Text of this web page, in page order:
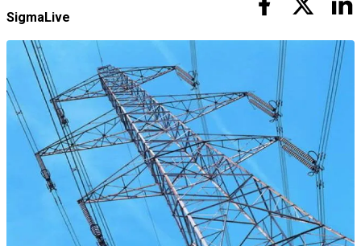
SigmaLive